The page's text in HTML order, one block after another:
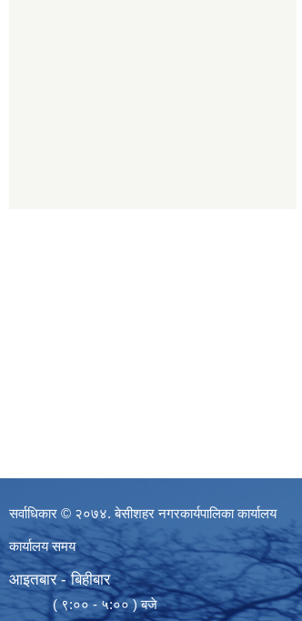
सर्वाधिकार © २०७४. बेसीशहर नगरकार्यपालिका कार्यालय
कार्यालय समय
आइतबार - बिहीबार
( ९:०० - ५:०० ) बजे